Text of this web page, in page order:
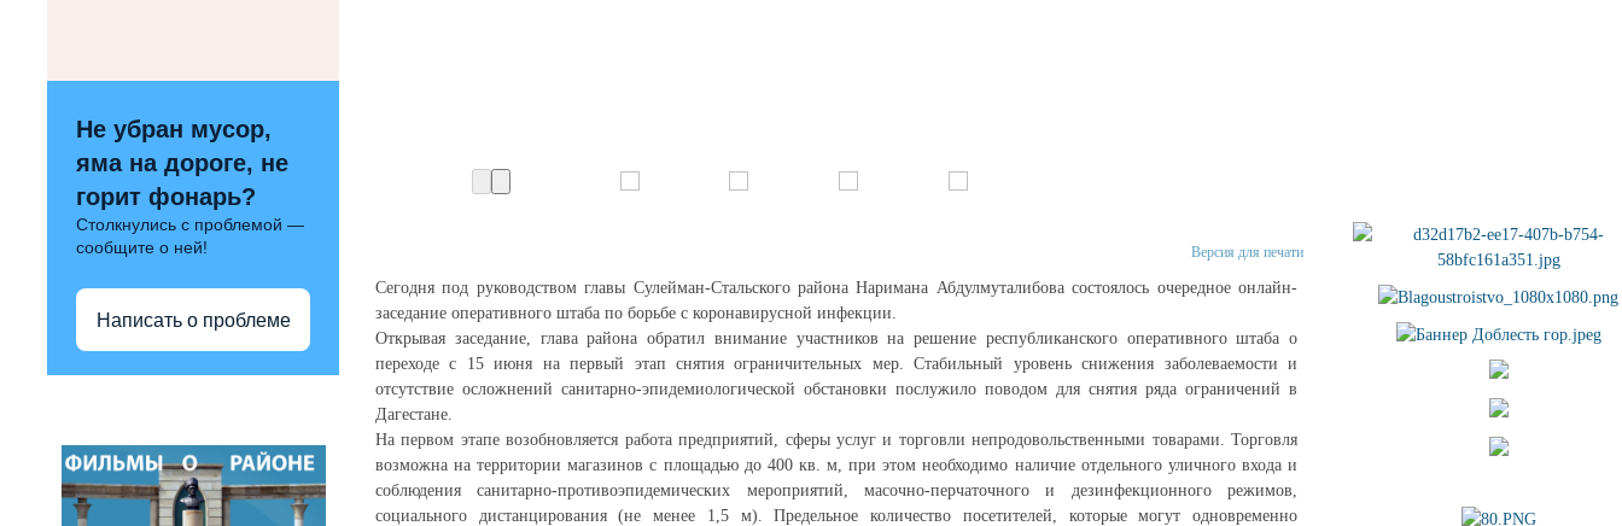
Не убран мусор,
яма на дороге, не
горит фонарь?
Столкнулись с проблемой —
сообщите о ней!
Написать о проблеме
Версия для печати
Cегодня под руководством главы Сулейман-Стальского района Наримана Абдулмуталибова состоялось очередное онлайн-
заседание оперативного штаба по борьбе с коронавирусной инфекции.
Открывая заседание, глава района обратил внимание участников на решение республиканского оперативного штаба о
переходе с 15 июня на первый этап снятия ограничительных мер. Стабильный уровень снижения заболеваемости и
отсутствие осложнений санитарно-эпидемиологической обстановки послужило поводом для снятия ряда ограничений в
Дагестане.
На первом этапе возобновляется работа предприятий, сферы услуг и торговли непродовольственными товарами. Торговля
возможна на территории магазинов с площадью до 400 кв. м, при этом необходимо наличие отдельного уличного входа и
соблюдения санитарно-противоэпидемических мероприятий, масочно-перчаточного и дезинфекционного режимов,
социального дистанцирования (не менее 1,5 м). Предельное количество посетителей, которые могут одновременно